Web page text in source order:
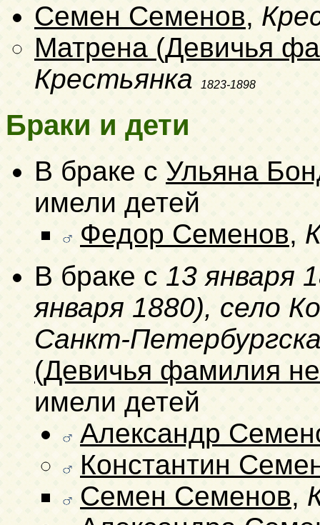
Семен Семенов,
Матрена (Девичья
Крестьянка
1823-1898
Браки и дети
В браке с Ульяна
имели детей
Федор Семенов,
В браке с 13 января
января 1880), село
Санкт-
(Девичья фамилия
имели детей
Александр
Константин
Семен Семенов,